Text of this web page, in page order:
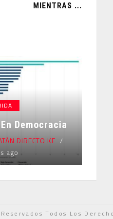
MIENTRAS ...
Democracia
DIRECTO KE
ago
Todos Los